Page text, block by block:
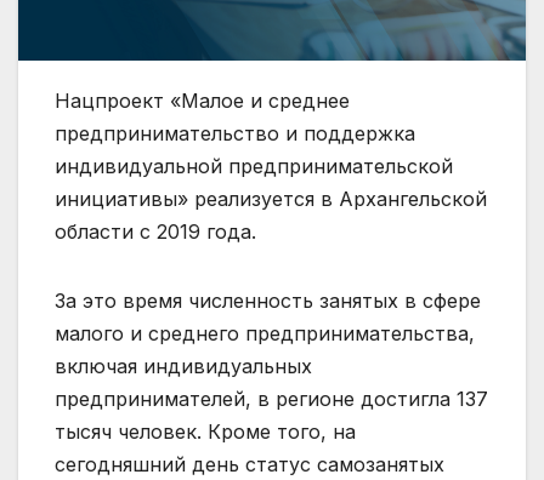
Нацпроект «Малое и среднее
предпринимательство и поддержка
индивидуальной предпринимательской
инициативы» реализуется в Архангельской
области с 2019 года.
За это время численность занятых в сфере
малого и среднего предпринимательства,
включая индивидуальных
предпринимателей, в регионе достигла 137
тысяч человек. Кроме того, на
сегодняшний день статус самозанятых